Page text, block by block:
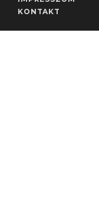
KONTAKT